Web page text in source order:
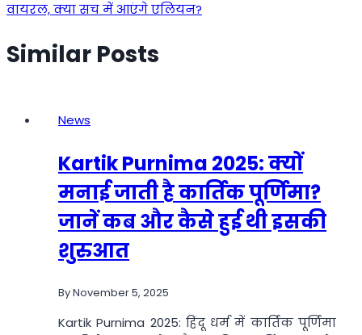
वायरल, क्या सच में आएंगे एलियन?
Similar Posts
News
Kartik Purnima 2025: क्यों
मनाई जाती है कार्तिक पूर्णिमा?
जानें कब और कैसे हुई थी इसकी
शुरुआत
ByNovember 5, 2025
Kartik Purnima 2025: हिंदू धर्म में कार्तिक पूर्णिमा